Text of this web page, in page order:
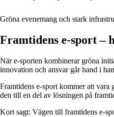
Gröna evenemang och stark
Framtidens e‑sport –
När e‑sporten kombinerar gröna
innovation och ansvar går hand i
Framtidens e‑sport kommer att
den till en del av lösningen på
Kort sagt: Vägen till framtidens